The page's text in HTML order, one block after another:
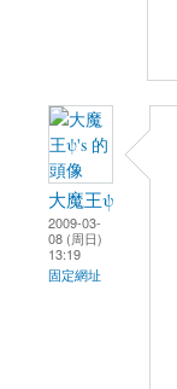
大魔王ψ
2009-03-
08 (周日)
13:19
固定網址